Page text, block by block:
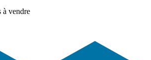
à vendre